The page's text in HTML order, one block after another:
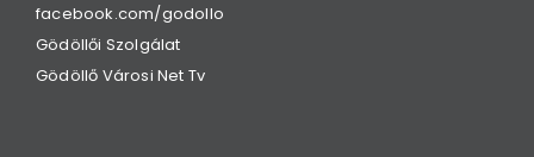
facebook.com/godollo
Gödöllői Szolgálat
Gödöllő Városi Net Tv